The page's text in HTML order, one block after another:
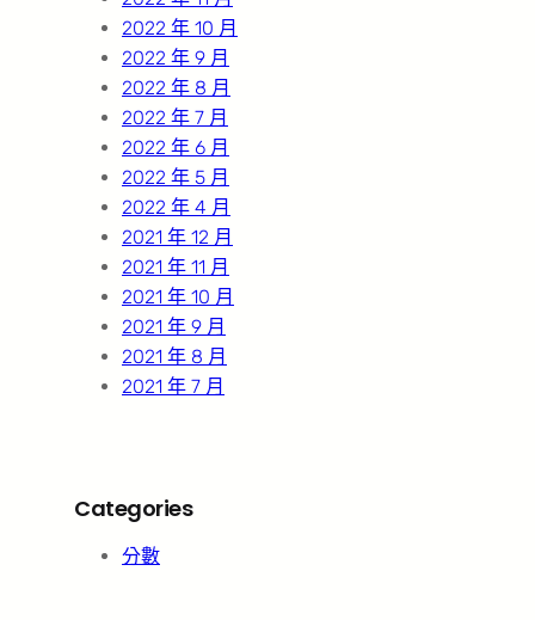
2022 年 10 月
2022 年 9 月
2022 年 8 月
2022 年 7 月
2022 年 6 月
2022 年 5 月
2022 年 4 月
2021 年 12 月
2021 年 11 月
2021 年 10 月
2021 年 9 月
2021 年 8 月
2021 年 7 月
Categories
分數